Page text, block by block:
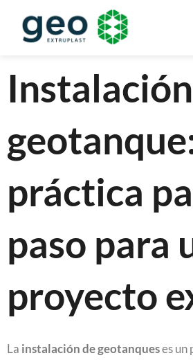
práctica
paso para
proyecto
La instalación de geotanqueses un